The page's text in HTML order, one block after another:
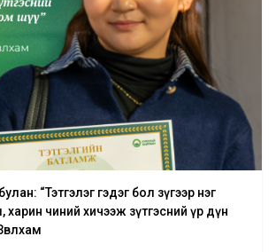
“Тэтгэлэг гэдэг бол зүгээр нэг
чиний хичээж зүтгэсний үр дүн